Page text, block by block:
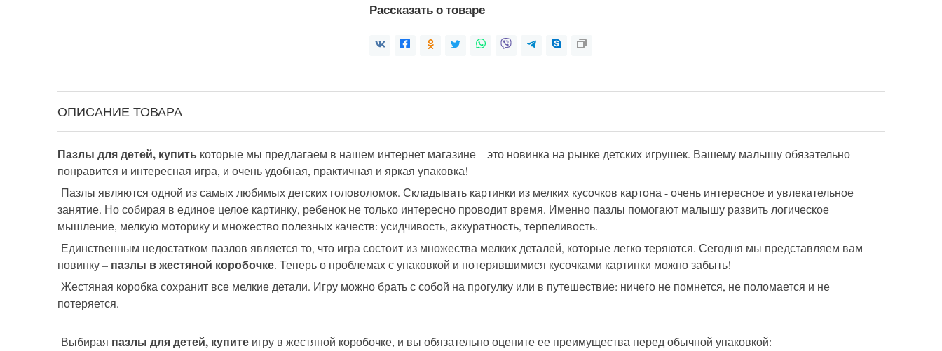
Рассказать о товаре
ОПИСАНИЕ ТОВАРА
Пазлы для детей, купить которые мы предлагаем в нашем интернет магазине – это новинка на рынке детских игрушек. Вашему малышу обязательно
понравится и интересная игра, и очень удобная, практичная и яркая упаковка!
Пазлы являются одной из самых любимых детских головоломок. Складывать картинки из мелких кусочков картона - очень интересное и увлекательное
занятие. Но собирая в единое целое картинку, ребенок не только интересно проводит время. Именно пазлы помогают малышу развить логическое
мышление, мелкую моторику и множество полезных качеств: усидчивость, аккуратность, терпеливость.
Единственным недостатком пазлов является то, что игра состоит из множества мелких деталей, которые легко теряются. Сегодня мы представляем вам
новинку – пазлы в жестяной коробочке. Теперь о проблемах с упаковкой и потерявшимися кусочками картинки можно забыть!
Жестяная коробка сохранит все мелкие детали. Игру можно брать с собой на прогулку или в путешествие: ничего не помнется, не поломается и не
потеряется.
Выбирая пазлы для детей, купите игру в жестяной коробочке, и вы обязательно оцените ее преимущества перед обычной упаковкой: